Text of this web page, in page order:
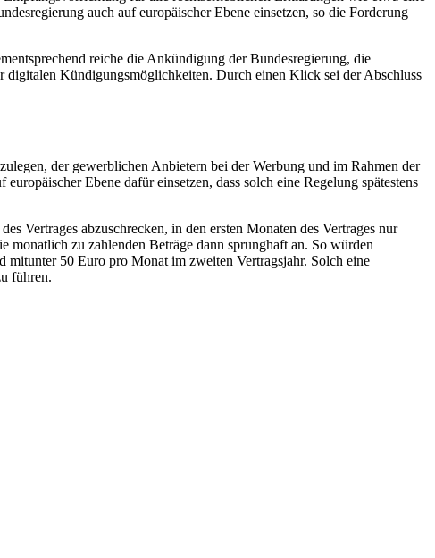
auch auf europäischer Ebene einsetzen, so die Forderung
reiche die Ankündigung der Bundesregierung, die
digitalen Kündigungsmöglichkeiten. Durch einen Klick sei der Abschluss
der gewerblichen Anbietern bei der Werbung und im Rahmen der
Ebene dafür einsetzen, dass solch eine Regelung spätestens
Vertrages abzuschrecken, in den ersten Monaten des Vertrages nur
monatlich zu zahlenden Beträge dann sprunghaft an. So würden
mitunter 50 Euro pro Monat im zweiten Vertragsjahr. Solch eine
führen.